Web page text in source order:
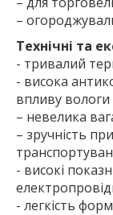
–
Технічні та
- тривалий
- висока
впливу вологи
– невелика
– зручність
- високі
- легкість